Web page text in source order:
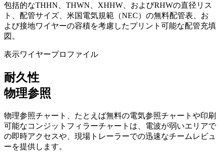
包括的なTHHN、THWN、XHHW、およびRHWの直径リス
ト、配管サイズ、米国電気規範（NEC）の無料配管表、お
よび接地ワイヤーの容積を考慮したプリント可能な配管充填
図。
表示ワイヤープロファイル
耐久性
物理参照
物理参照チャート、たとえば無料の電気参照チャートや印刷
可能なコンジットフィラーチャートは、電波が弱いエリアで
の即時アクセスや、現場トレーラーでの迅速なチームレビュ
ーを提供します。